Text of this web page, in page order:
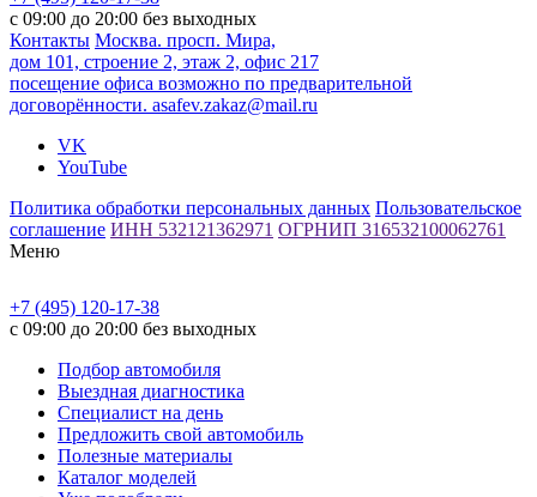
с 09:00 до 20:00 без выходных
Контакты Москва. просп. Мира,
дом 101, строение 2, этаж 2, офис 217
посещение офиса возможно по предварительной
договорённости. asafev.zakaz@mail.ru
VK
YouTube
Политика обработки персональных данных Пользовательское
соглашение ИНН 532121362971 ОГРНИП 316532100062761
Меню
+7 (495) 120-17-38
с 09:00 до 20:00 без выходных
Подбор автомобиля
Выездная диагностика
Специалист на день
Предложить свой автомобиль
Полезные материалы
Каталог моделей